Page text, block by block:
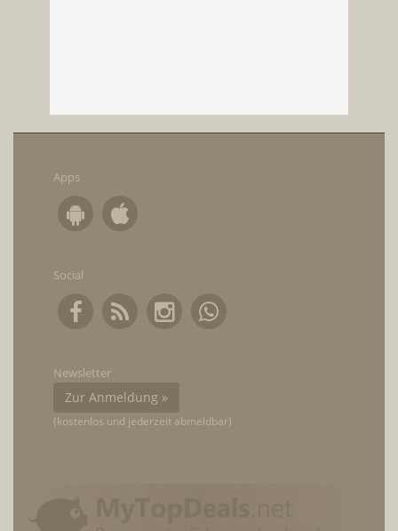
Apps
Social
Newsletter
Zur Anmeldung »
(kostenlos und jederzeit abmeldbar)